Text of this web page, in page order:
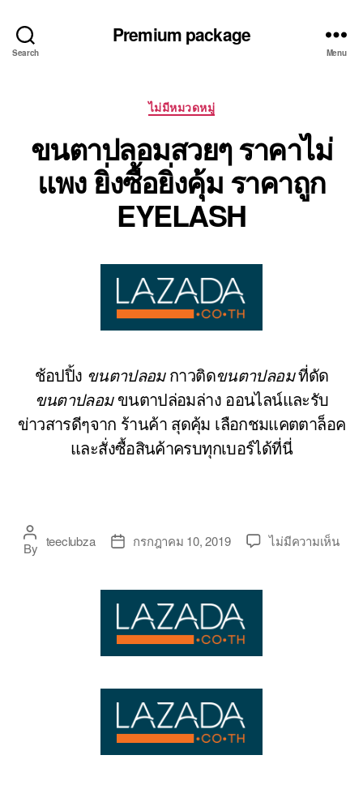
Search
Premium package
Menu
Categories
ไม่มีหมวดหมู่
ขนตาปลอมสวยๆ ราคาไม่
แพง ยิ่งซื้อยิ่งคุ้ม ราคาถูก
EYELASH
ช้อปปิ้ง ขนตาปลอมกาวติดขนตาปลอมที่ดัด
ขนตาปลอมขนตาปล่อมล่าง ออนไลน์และรับ
ข่าวสารดีๆจาก ร้านค้า สุดคุ้ม เลือกชมแคตตาล็อค
และสั่งซื้อสินค้าครบทุกเบอร์ได้ที่นี่
Post
author
By teeclubza
Postกรกฎาคม 10, 2019 ไม่มีความเห็นบน